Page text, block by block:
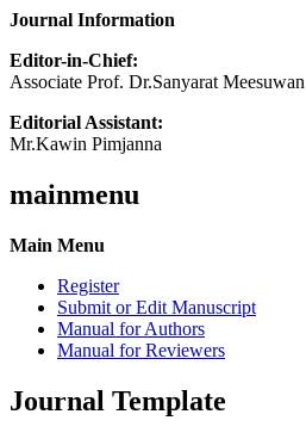
Journal Information
Editor-in-Chief:
Associate Prof. Dr.Sanyarat Meesuwan
Editorial Assistant:
Mr.Kawin Pimjanna
mainmenu
Main Menu
Register
Submit or Edit Manuscript
Manual for Authors
Manual for Reviewers
Journal Template